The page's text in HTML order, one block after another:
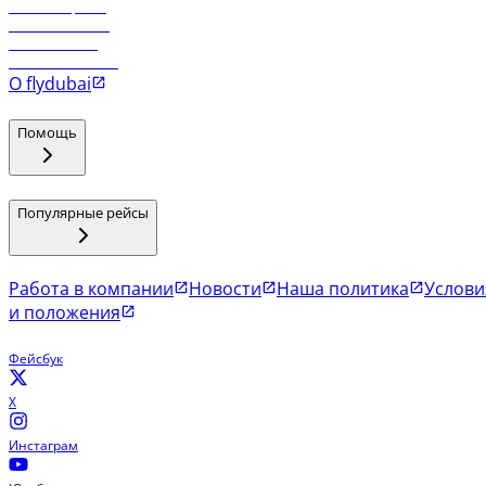
О flydubai
Помощь
Популярные рейсы
Работа в компании Новости Наша политика
и положения
Фейсбук
X
Инстаграм